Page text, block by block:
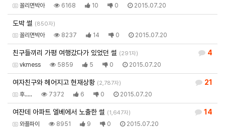
꼴리면박아 6168 10 0 2015.07.20
도박 썰 (850자)
꼴리면박아 8237 14 0 2015.07.20
4
친구들끼리 가평 여행갔다가 있었던 썰 (291자)
vkmess 5859 5 0 2015.07.20
21
여자친구와 헤어지고 현재상황 (2,787자)
후..... 7372 6 0 2015.07.20
14
여잔데 아파트 엘베에서 노출한 썰 (1,647자)
와플파이 8951 9 0 2015.07.20